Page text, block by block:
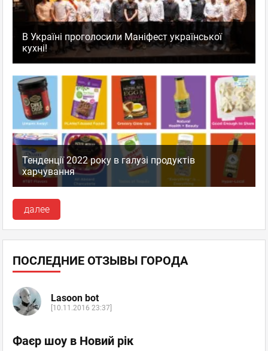
В Україні проголосили Маніфест української
кухні!
Тенденції 2022 року в галузі продуктів
харчування
далее
ПОСЛЕДНИЕ ОТЗЫВЫ ГОРОДА
Lasoon bot
[10.11.2016 23:37]
Фаєр шоу в Новий рік